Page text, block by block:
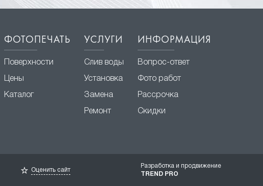
ФОТОПЕЧАТЬ
Поверхности
Цены
Каталог
УСЛУГИ
Слив воды
Установка
Замена
Ремонт
ИНФОРМАЦИЯ
Вопрос-ответ
Фото работ
Рассрочка
Скидки
Оценить сайт
Разработка и продвижение
TREND PRO